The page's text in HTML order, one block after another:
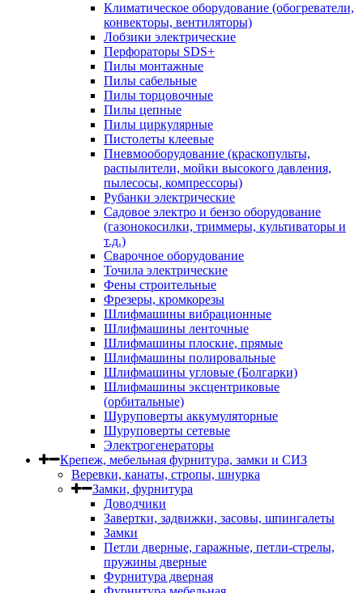
Климатическое оборудование (обогреватели,
конвекторы, вентиляторы)
Лобзики электрические
Перфораторы SDS+
Пилы монтажные
Пилы сабельные
Пилы торцовочные
Пилы цепные
Пилы циркулярные
Пистолеты клеевые
Пневмооборудование (краскопульты,
распылители, мойки высокого давления,
пылесосы, компрессоры)
Рубанки электрические
Садовое электро и бензо оборудование
(газонокосилки, триммеры, культиваторы и
т.д.)
Сварочное оборудование
Точила электрические
Фены строительные
Фрезеры, кромкорезы
Шлифмашины вибрационные
Шлифмашины ленточные
Шлифмашины плоские, прямые
Шлифмашины полировальные
Шлифмашины угловые (Болгарки)
Шлифмашины эксцентриковые
(орбитальные)
Шуруповерты аккумуляторные
Шуруповерты сетевые
Электрогенераторы
Крепеж, мебельная фурнитура, замки и СИЗ
Веревки, канаты, стропы, шнурка
Замки, фурнитура
Доводчики
Завертки, задвижки, засовы, шпингалеты
Замки
Петли дверные, гаражные, петли-стрелы,
пружины дверные
Фурнитура дверная